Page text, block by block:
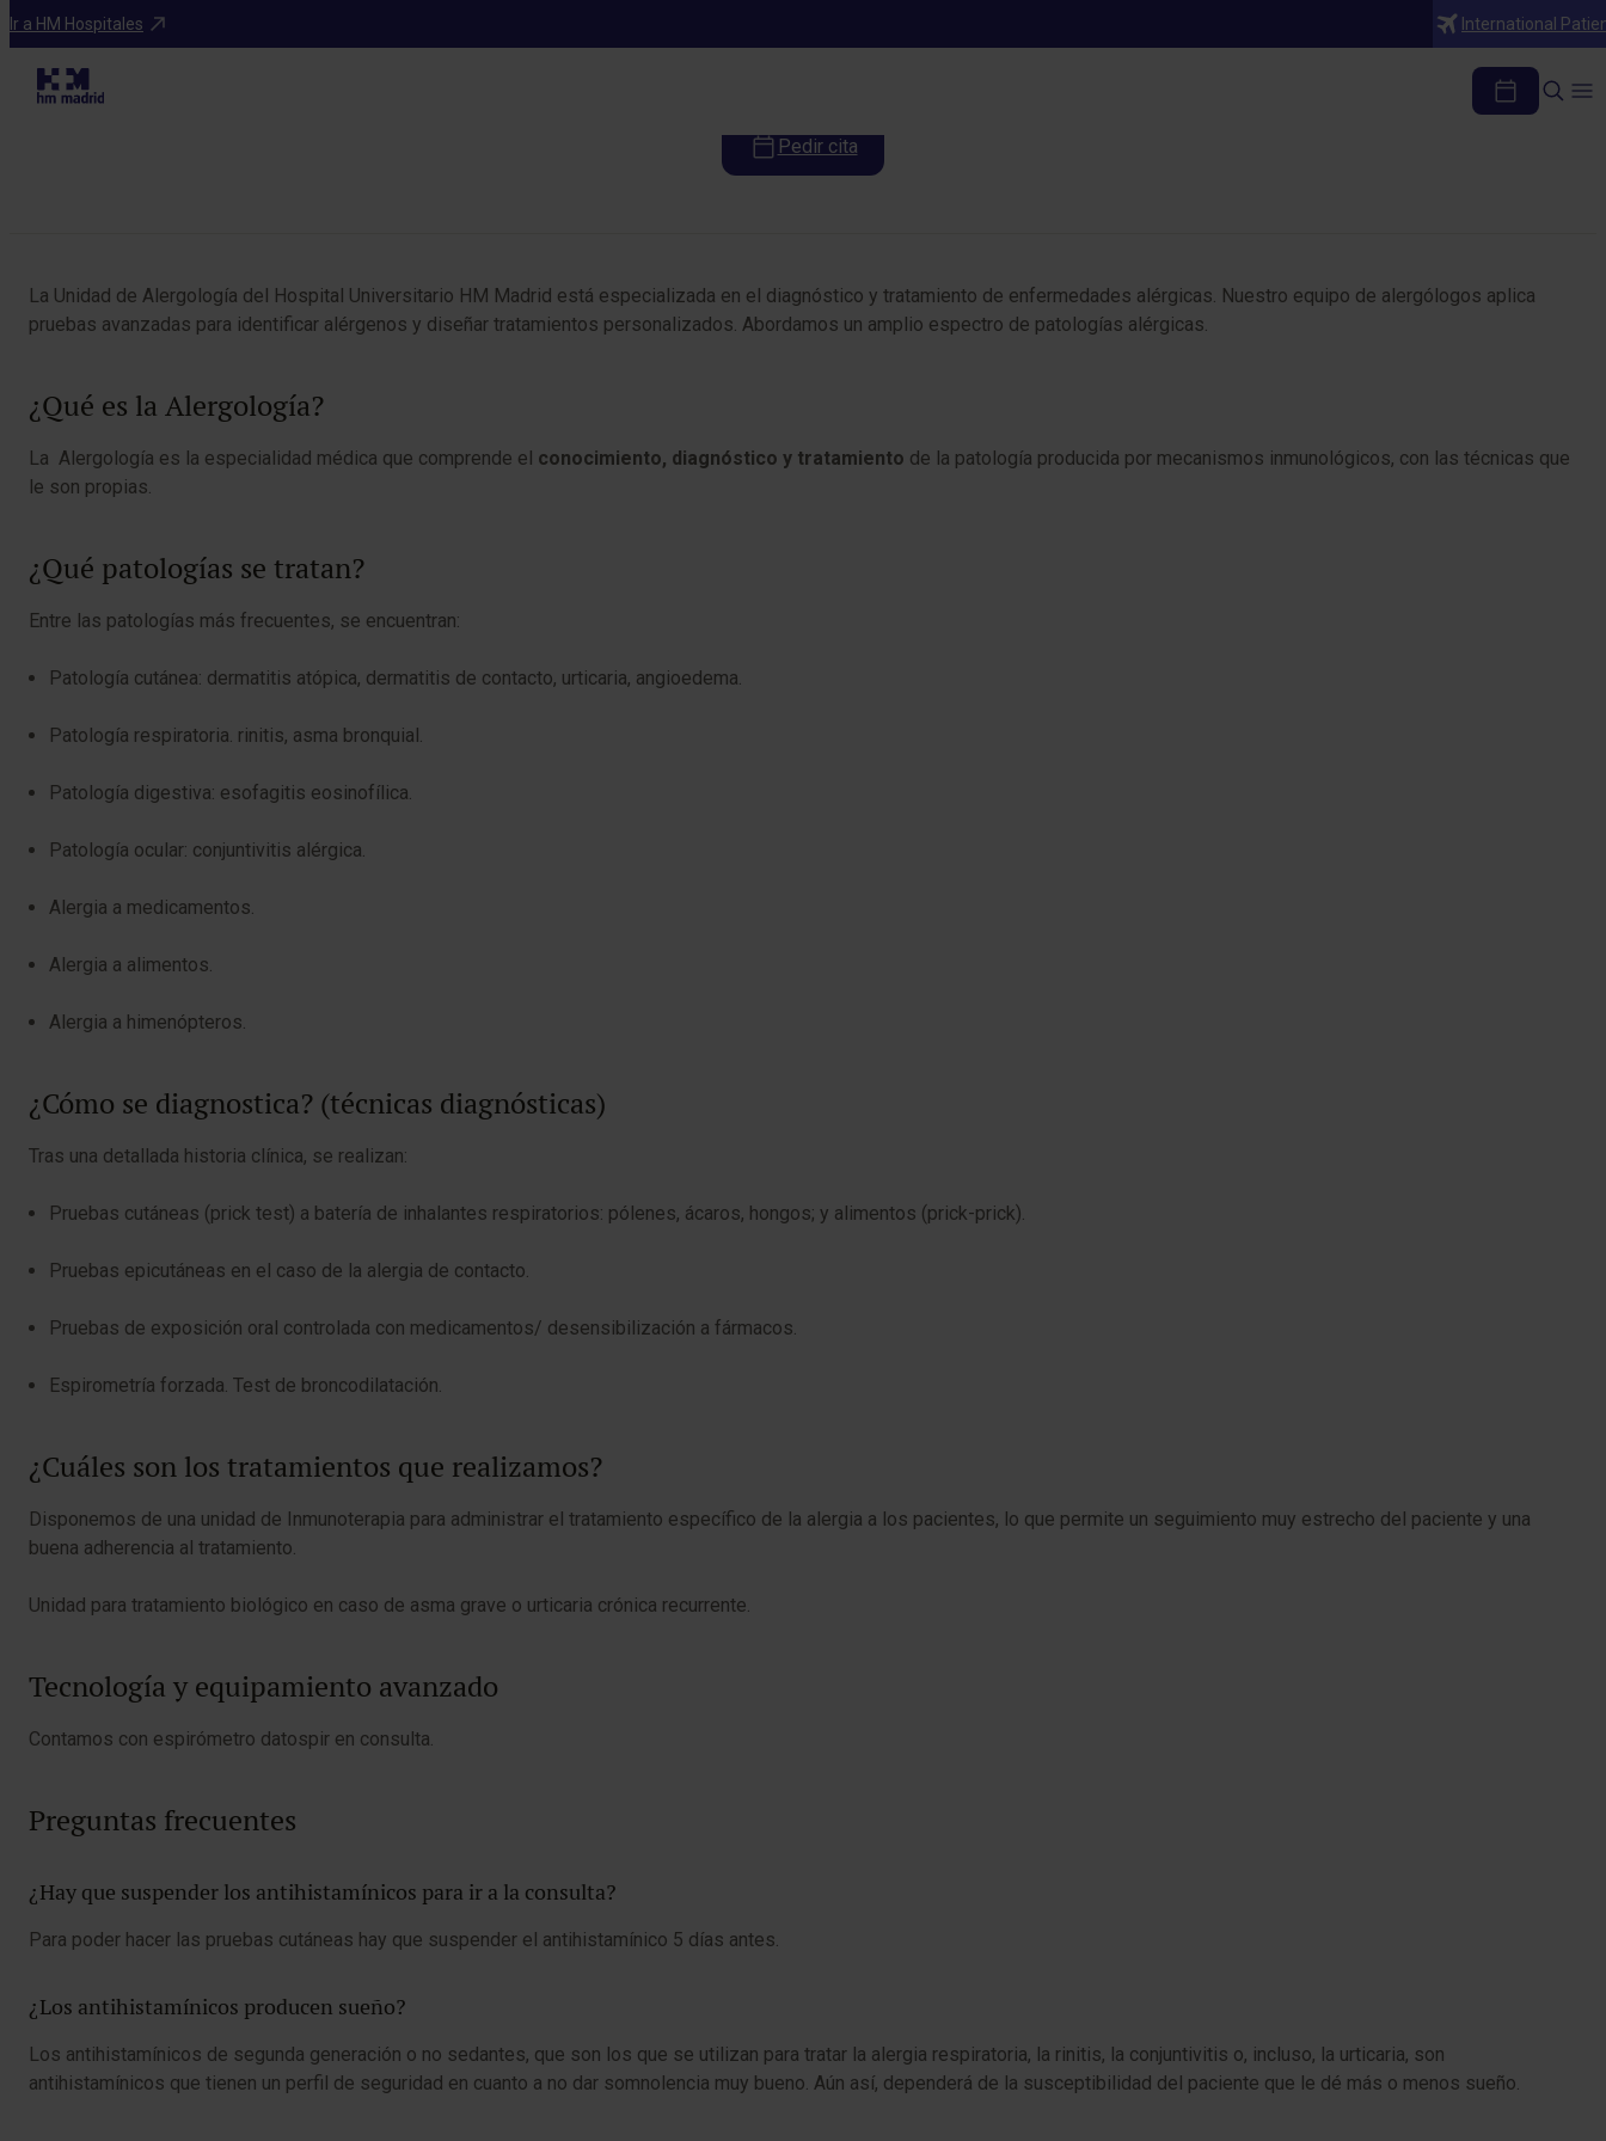
Ir a HM Hospitales International
Especialidades
Alergología
Pedir cita
La Unidad de Alergología del Hospital Universitario HM Madrid está especializada en el diagnóstico y tratamiento de enfermedades alérgicas. Nuestro equipo de alergólogos aplica
pruebas avanzadas para identificar alérgenos y diseñar tratamientos personalizados. Abordamos un amplio espectro de patologías alérgicas.
¿Qué es la Alergología?
La Alergología es la especialidad médica que comprende el conocimiento, diagnóstico y tratamiento de la patología producida por mecanismos inmunológicos, con las técnicas que
le son propias.
¿Qué patologías se tratan?
Entre las patologías más frecuentes, se encuentran:
Patología cutánea: dermatitis atópica, dermatitis de contacto, urticaria, angioedema.
Patología respiratoria. rinitis, asma bronquial.
Patología digestiva: esofagitis eosinofílica.
Patología ocular: conjuntivitis alérgica.
Alergia a medicamentos.
Alergia a alimentos.
Alergia a himenópteros.
¿Cómo se diagnostica? (técnicas diagnósticas)
Tras una detallada historia clínica, se realizan:
Pruebas cutáneas (prick test) a batería de inhalantes respiratorios: pólenes, ácaros, hongos; y alimentos (prick-prick).
Pruebas epicutáneas en el caso de la alergia de contacto.
Pruebas de exposición oral controlada con medicamentos/ desensibilización a fármacos.
Espirometría forzada. Test de broncodilatación.
¿Cuáles son los tratamientos que realizamos?
Disponemos de una unidad de Inmunoterapia para administrar el tratamiento específico de la alergia a los pacientes, lo que permite un seguimiento muy estrecho del paciente y una
buena adherencia al tratamiento.
Unidad para tratamiento biológico en caso de asma grave o urticaria crónica recurrente.
Tecnología y equipamiento avanzado
Contamos con espirómetro datospir en consulta.
Preguntas frecuentes
¿Hay que suspender los antihistamínicos para ir a la consulta?
Para poder hacer las pruebas cutáneas hay que suspender el antihistamínico 5 días antes.
¿Los antihistamínicos producen sueño?
Los antihistamínicos de segunda generación o no sedantes, que son los que se utilizan para tratar la alergia respiratoria, la rinitis, la conjuntivitis o, incluso, la urticaria, son
antihistamínicos que tienen un perfil de seguridad en cuanto a no dar somnolencia muy bueno. Aún así, dependerá de la susceptibilidad del paciente que le dé más o menos sueño.